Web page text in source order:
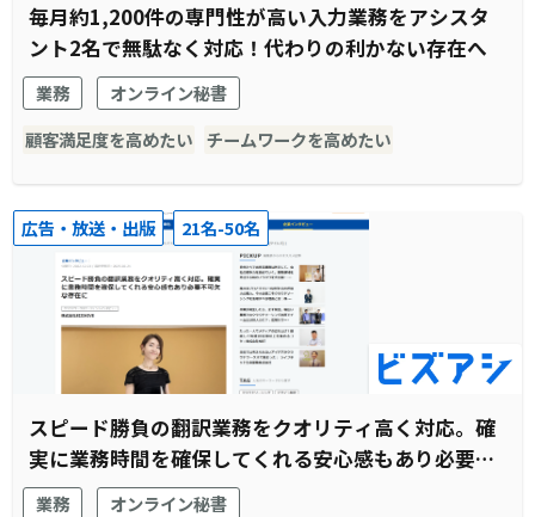
毎月約1,200件の専門性が高い入力業務をアシスタ
ント2名で無駄なく対応！代わりの利かない存在へ
業務
オンライン秘書
顧客満足度を高めたい チームワークを高めたい
広告・放送・出版 21名-50名
スピード勝負の翻訳業務をクオリティ高く対応。確
実に業務時間を確保してくれる安心感もあり必要不
可欠な存在に
業務
オンライン秘書